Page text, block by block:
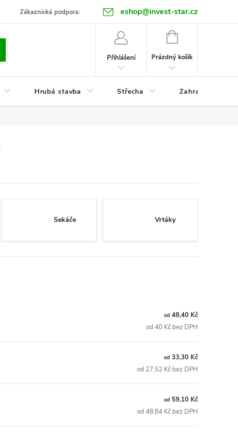
Zákaznická podpora: eshop@invest-star.cz
Kontakt
Přihlášení
NÁKUPNÍ
Prázdný košík
Hrubá stavba Střecha Zahrada
Sekáče Vrtáky
od 48,40 Kč
od 40 Kč bez DPH
od 33,30 Kč
od 27,52 Kč bez DPH
od 59,10 Kč
od 48,84 Kč bez DPH